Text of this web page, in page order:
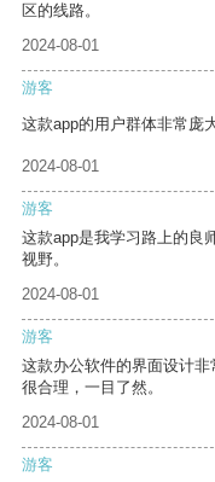
区的线路。
2024-08-01
游客
这款app的用户群体非常庞
2024-08-01
游客
这款app是我学习路上的良
视野。
2024-08-01
游客
这款办公软件的界面设计
很合理，一目了然。
2024-08-01
游客